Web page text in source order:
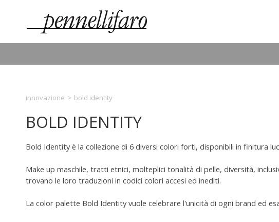
innovazione > bold identity
BOLD IDENTITY
Bold Identity è la collezione di 6 diversi colori forti, disponibili in finitura
Make up maschile, tratti etnici, molteplici tonalità di pelle, diversità,
trovano le loro traduzioni in codici colori accesi ed inediti.
La color palette Bold Identity vuole celebrare l'unicità di ogni brand ed